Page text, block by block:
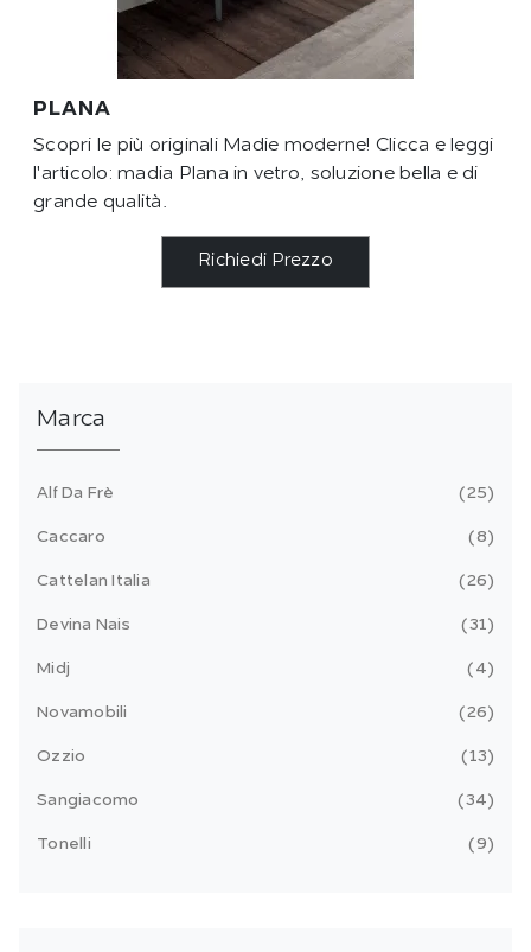
PLANA
Scopri le più originali Madie moderne! Clicca e leggi
l'articolo: madia Plana in vetro, soluzione bella e di
grande qualità.
Richiedi Prezzo
Marca
Alf Da Frè 25
Caccaro 8
Cattelan Italia 26
Devina Nais 31
Midj 4
Novamobili 26
Ozzio 13
Sangiacomo 34
Tonelli 9